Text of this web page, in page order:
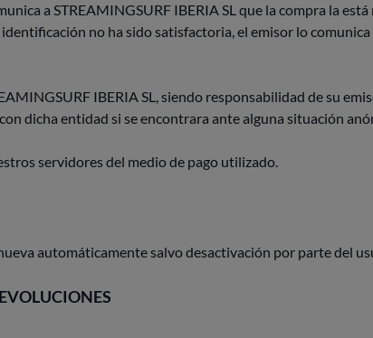
a STREAMINGSURF IBERIA SL que la compra la
no ha sido satisfactoria, el emisor lo
IBERIA SL, siendo responsabilidad de su
dicha entidad si se encontrara ante alguna situación
servidores del medio de pago utilizado.
automáticamente salvo desactivación por parte del